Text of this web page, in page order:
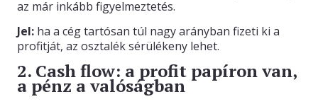
az már inkább figyelmeztetés.
Jel: ha a cég tartósan túl nagy arányban fizeti ki a
profitját, az osztalék sérülékeny lehet.
2. Cash flow: a profit papíron van,
a pénz a valóságban